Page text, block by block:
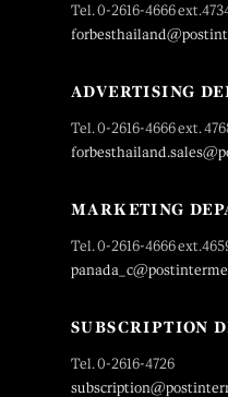
Tel. 0-2616-4666
ADVERTISING
Tel. 0-2616-4666 ext.
MARKETING
Tel. 0-2616-4666
SUBSCRIPTION
Tel. 0-2616-4726